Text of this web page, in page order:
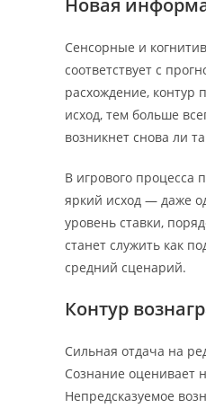
Сенсорные и
соответствует с
расхождение, контур
исход, тем больше
возникнет снова ли
В игрового процесса
яркий исход — даже
уровень ставки,
станет служить как
средний сценарий.
Контур
Сильная отдача на
Сознание оценивает
Непредсказуемое